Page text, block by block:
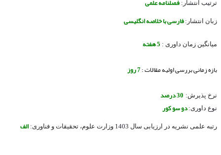
ترتیب انتشار: فصلنامه علمی
زبان انتشار: فارسیبا خلاصه انگلیسی
میانگین زمان داوری : 5 هفته
بازه زمانی بررسی اولیه مقالات :7 روز
نرخ پذیرش: 30 درصد
نوع داوری: دو سو کور
رتبه علمی نشریه در ارزیابی سال 1403 وزارت علوم، تحقیقات و فناوری: الف